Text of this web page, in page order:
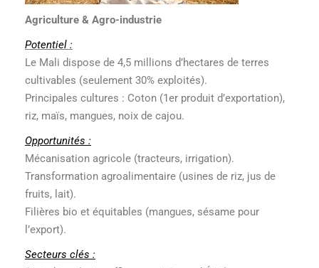
Agriculture & Agro-industrie
Potentiel :
Le Mali dispose de 4,5 millions d’hectares de terres
cultivables (seulement 30% exploités).
Principales cultures : Coton (1er produit d’exportation),
riz, maïs, mangues, noix de cajou.
Opportunités :
Mécanisation agricole (tracteurs, irrigation).
Transformation agroalimentaire (usines de riz, jus de
fruits, lait).
Filières bio et équitables (mangues, sésame pour
l’export).
Secteurs clés :